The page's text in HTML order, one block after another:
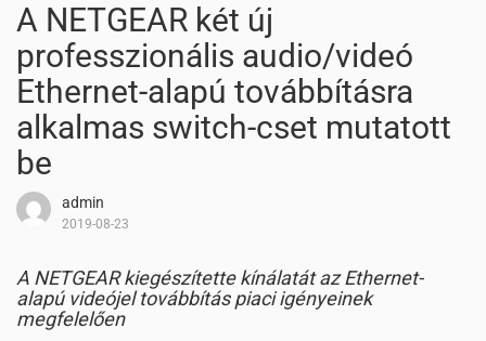
A NETGEAR két új
professzionális audio/videó
Ethernet-alapú továbbításra
alkalmas switch-cset mutatott
be
admin
2019-08-23
A NETGEAR kiegészítette kínálatát az Ethernet-
alapú videójel továbbítás piaci igényeinek
megfelelően